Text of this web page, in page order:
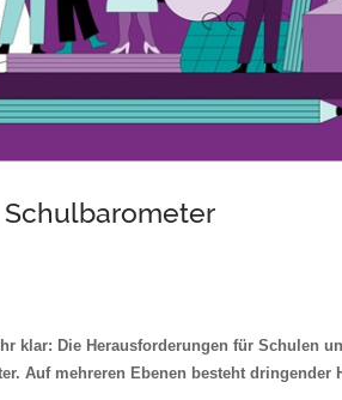
klar: Die Herausforderungen für Schulen
Auf mehreren Ebenen besteht dringender